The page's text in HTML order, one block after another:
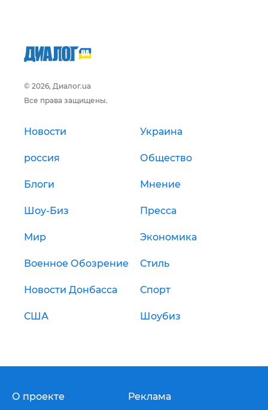
© 2026, Диалог.ua
Все права защищены.
Новости Украина
россия Общество
Блоги Мнение
Шоу-Биз Пресса
Мир Экономика
Военное Обозрение Стиль
Новости Донбасса Спорт
США Шоубиз
О проекте Реклама